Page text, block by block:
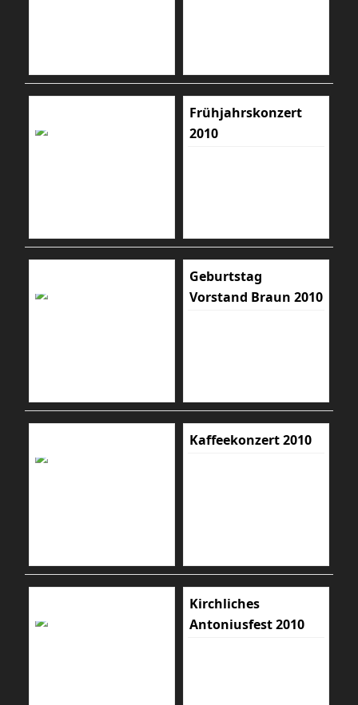
Frühjahrskonzert
2010
Geburtstag
Vorstand Braun 2010
Kaffeekonzert 2010
Kirchliches
Antoniusfest 2010